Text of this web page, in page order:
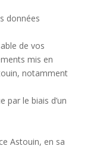
données
de vos
mis en
notamment
par le biais d’un
Astouin, en sa